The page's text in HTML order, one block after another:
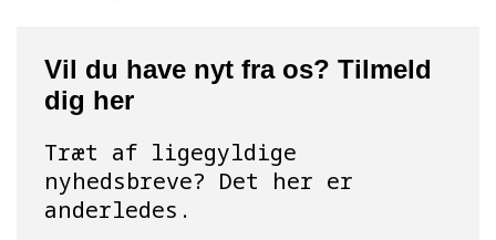
Vil du have nyt fra os? Tilmeld
dig her
Træt af ligegyldige
nyhedsbreve? Det her er
anderledes.